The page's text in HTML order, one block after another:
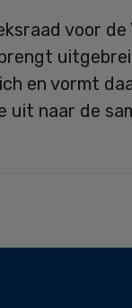
voor de
en vormt
uit naar de